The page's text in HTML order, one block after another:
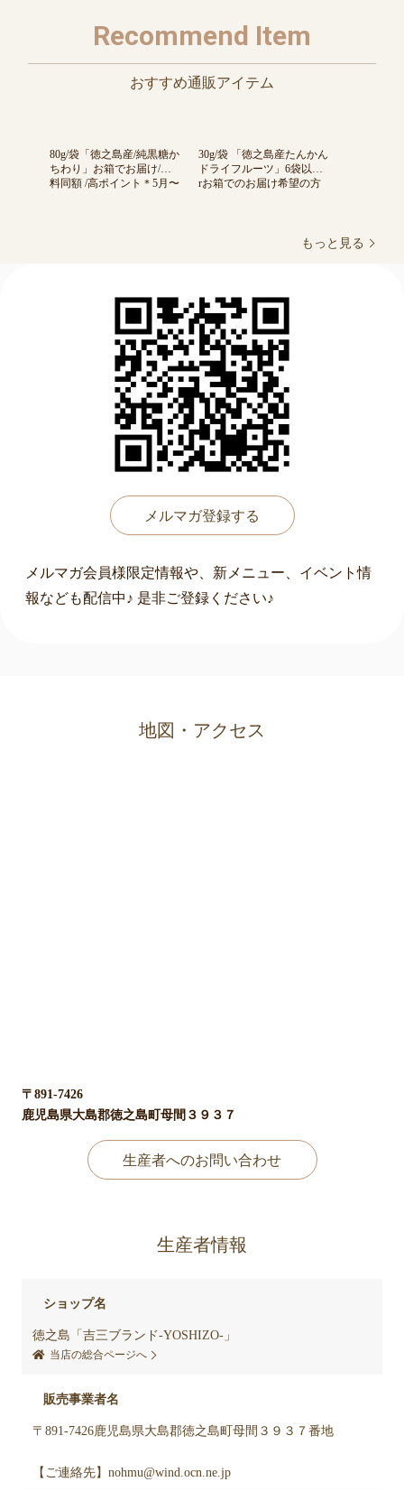
もっと見る
Recommend Item
おすすめ通販アイテム
80g/袋「徳之島産/純黒糖か
ちわり」お箱でお届け/送
料同額 /高ポイント＊5月〜
30g/袋 「徳之島産たんかん
ドライフルーツ」6袋以上o
rお箱でのお届け希望の方
メルマガ登録する
メルマガ会員様限定情報や、新メニュー、イベント情
報なども配信中♪ 是非ご登録ください♪
地図・アクセス
〒891-7426
鹿児島県大島郡徳之島町母間３９３７
生産者へのお問い合わせ
生産者情報
ショップ名
徳之島「吉三ブランド-YOSHIZO-」
当店の総合ページへ
販売事業者名
〒891-7426鹿児島県大島郡徳之島町母間３９３７番地
【ご連絡先】nohmu@wind.ocn.ne.jp